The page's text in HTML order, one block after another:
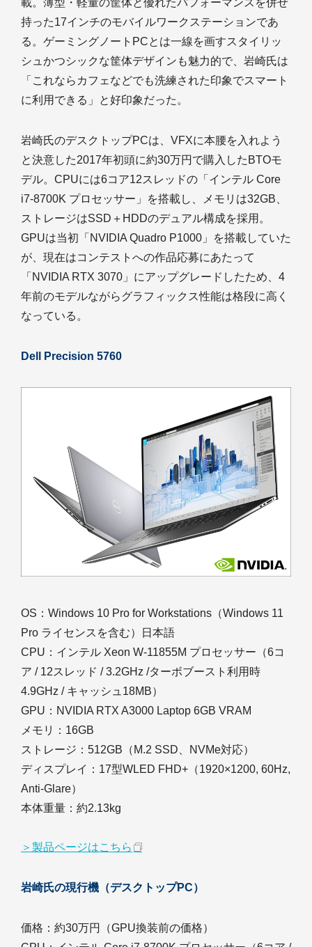
載。薄型・軽量の筐体と優れたパフォーマンスを併せ
持った17インチのモバイルワークステーションであ
る。ゲーミングノートPCとは一線を画すスタイリッ
シュかつシックな筐体デザインも魅力的で、岩崎氏は
「これならカフェなどでも洗練された印象でスマート
に利用できる」と好印象だった。
岩崎氏のデスクトップPCは、VFXに本腰を入れよう
と決意した2017年初頭に約30万円で購入したBTOモ
デル。CPUには6コア12スレッドの「インテル Core
i7-8700K プロセッサー」を搭載し、メモリは32GB、
ストレージはSSD＋HDDのデュアル構成を採用。
GPUは当初「NVIDIA Quadro P1000」を搭載していた
が、現在はコンテストへの作品応募にあたって
「NVIDIA RTX 3070」にアップグレードしたため、4
年前のモデルながらグラフィックス性能は格段に高く
なっている。
Dell Precision 5760
OS：Windows 10 Pro for Workstations（Windows 11
Pro ライセンスを含む）日本語
CPU：インテル Xeon W-11855M プロセッサー（6コ
ア / 12スレッド / 3.2GHz /ターボブースト利用時
4.9GHz / キャッシュ18MB）
GPU：NVIDIA RTX A3000 Laptop 6GB VRAM
メモリ：16GB
ストレージ：512GB（M.2 SSD、NVMe対応）
ディスプレイ：17型WLED FHD+（1920×1200, 60Hz,
Anti-Glare）
本体重量：約2.13kg
＞製品ページはこちら
岩崎氏の現行機（デスクトップPC）
価格：約30万円（GPU換装前の価格）